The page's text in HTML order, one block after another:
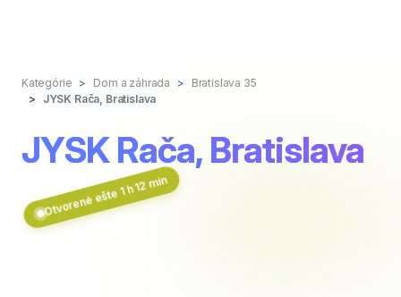
Kategórie Dom a záhrada
Bratislava 35
JYSK Rača, Bratislava
JYSK Rača, Bratislava
Otvorené ešte 1 h 12 min